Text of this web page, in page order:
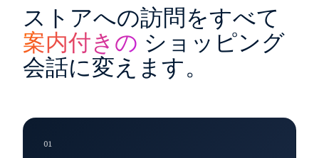
ストアへの訪問をすべて
案内付きの ショッピング
会話に変えます。
01